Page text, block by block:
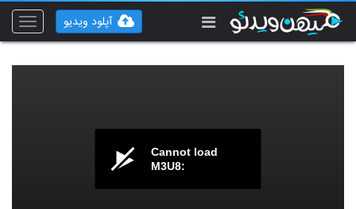
Toggle
آپلود ویدیو
Cannot load
M3U8: